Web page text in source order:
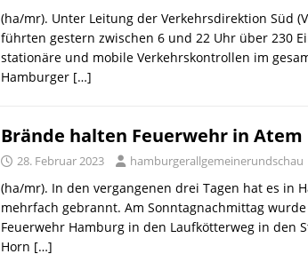
(ha/mr). Unter Leitung der Verkehrsdirektion Süd
führten gestern zwischen 6 und 22 Uhr über 230
stationäre und mobile Verkehrskontrollen im
Hamburger […]
Brände halten Feuerwehr in Atem
28. Februar 2023 hamburgerallgemeinerundschau
(ha/mr). In den vergangenen drei Tagen hat es in
mehrfach gebrannt. Am Sonntagnachmittag
Feuerwehr Hamburg in den Laufkötterweg in den
Horn […]